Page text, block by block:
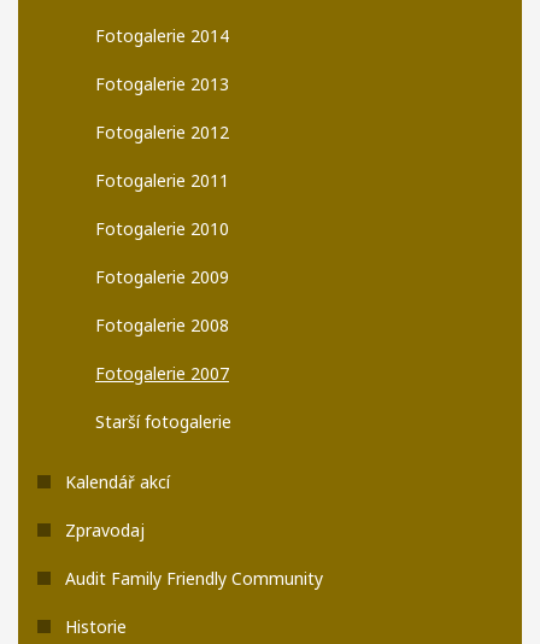
Fotogalerie 2014
Fotogalerie 2013
Fotogalerie 2012
Fotogalerie 2011
Fotogalerie 2010
Fotogalerie 2009
Fotogalerie 2008
Fotogalerie 2007
Starší fotogalerie
Kalendář akcí
Zpravodaj
Audit Family Friendly Community
Historie